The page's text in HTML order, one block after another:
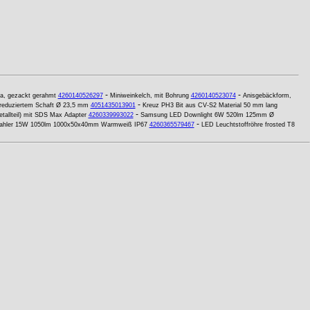
gezackt gerahmt 4260140526297- Miniweinkelch, mit Bohrung 4260140523074- Anisgebäckform,
Schaft Ø 23,5 mm 4051435013901- Kreuz PH3 Bit aus CV-S2 Material 50 mm lang
mit SDS Max Adapter 4260339993022- Samsung LED Downlight 6W 520lm 125mm Ø
15W 1050lm 1000x50x40mm Warmweiß IP67 4260365579467- LED Leuchtstoffröhre frosted T8